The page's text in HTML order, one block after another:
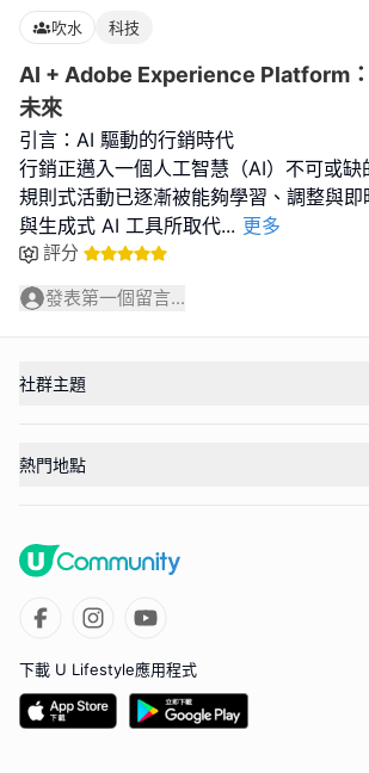
吹水 科技
AI + Adobe Experience Platform
未來
引言：AI 驅動的行銷時代
行銷正邁入一個人工智慧（AI）不可或缺
規則式活動已逐漸被能夠學習、調整與
與生成式 AI 工具所取代... 更多
評分
發表第一個留言...
社群主題
熱門地點
下載 U Lifestyle應用程式